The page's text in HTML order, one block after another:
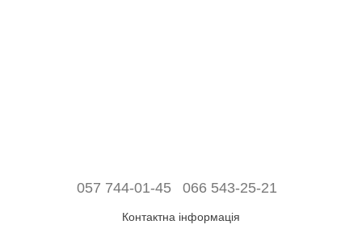
057 744-01-45 066 543-25-21
Контактна інформація